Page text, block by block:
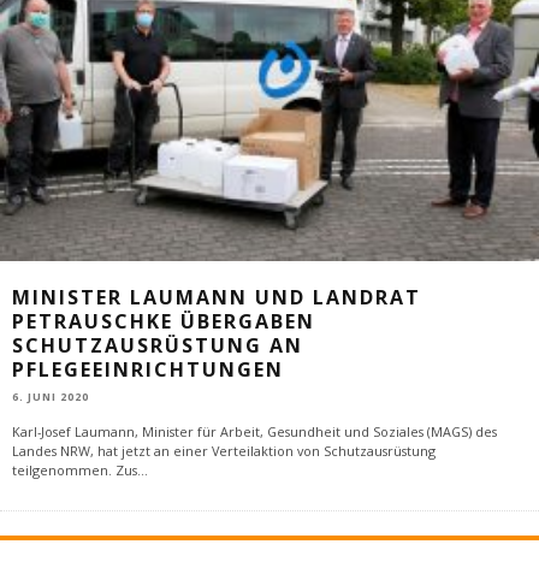
MINISTER LAUMANN UND LANDRAT
PETRAUSCHKE ÜBERGABEN
SCHUTZAUSRÜSTUNG AN
PFLEGEEINRICHTUNGEN
6. JUNI 2020
Karl-Josef Laumann, Minister für Arbeit, Gesundheit und Soziales (MAGS) des
Landes NRW, hat jetzt an einer Verteilaktion von Schutzausrüstung
teilgenommen. Zus...